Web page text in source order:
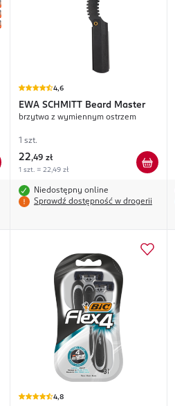
4,6
EWA SCHMITT Beard Master
brzytwa z wymiennym ostrzem
1 szt.
22,49 zł
1 szt. = 22,49 zł
Niedostępny online
Sprawdź dostępność w drogerii
4,8